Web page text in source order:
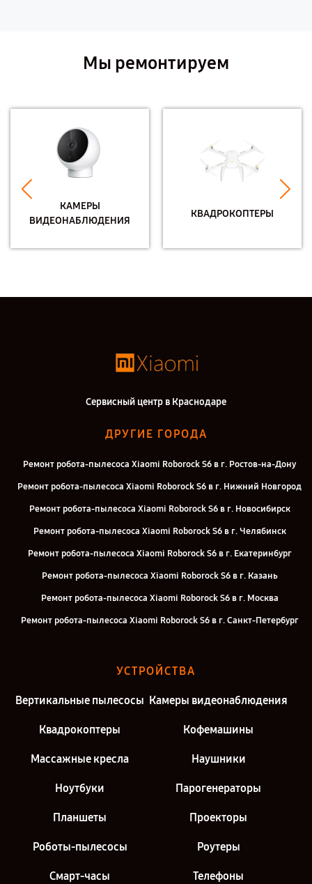
Мы ремонтируем
КАМЕРЫ
ВИДЕОНАБЛЮДЕНИЯ
КВАДРОКОПТЕРЫ
Сервисный центр в Краснодаре
ДРУГИЕ ГОРОДА
Ремонт робота-пылесоса Xiaomi Roborock S6 в г. Ростов-на-Дону
Ремонт робота-пылесоса Xiaomi Roborock S6 в г. Нижний Новгород
Ремонт робота-пылесоса Xiaomi Roborock S6 в г. Новосибирск
Ремонт робота-пылесоса Xiaomi Roborock S6 в г. Челябинск
Ремонт робота-пылесоса Xiaomi Roborock S6 в г. Екатеринбург
Ремонт робота-пылесоса Xiaomi Roborock S6 в г. Казань
Ремонт робота-пылесоса Xiaomi Roborock S6 в г. Москва
Ремонт робота-пылесоса Xiaomi Roborock S6 в г. Санкт-Петербург
УСТРОЙСТВА
Вертикальные пылесосы Камеры видеонаблюдения
Квадрокоптеры Кофемашины
Массажные кресла Наушники
Ноутбуки Парогенераторы
Планшеты Проекторы
Роботы-пылесосы Роутеры
Смарт-часы Телефоны